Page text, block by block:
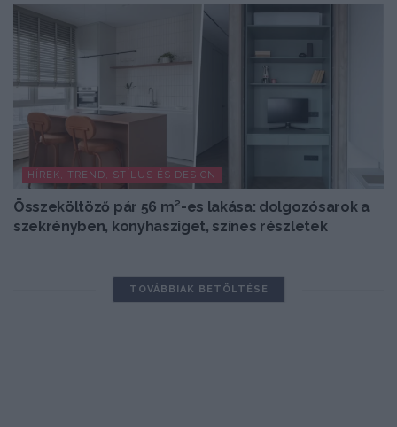
HÍREK, TREND, STÍLUS ÉS DESIGN
Összeköltöző pár 56 m²-es lakása: dolgozósarok a
szekrényben, konyhasziget, színes részletek
TOVÁBBIAK BETÖLTÉSE